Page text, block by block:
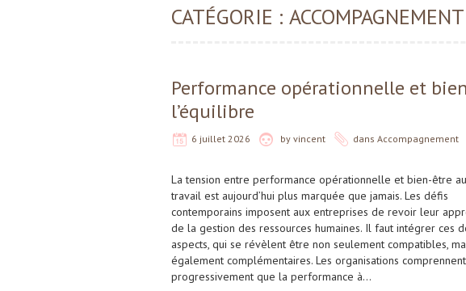
CATÉGORIE : ACCOMPAGNEMENT
Performance opérationnelle et
l’équilibre
6 juillet 2026 by vincent dans Accompagnement
La tension entre performance opérationnelle et bien-être au
travail est aujourd’hui plus marquée que jamais. Les défis
contemporains imposent aux entreprises de revoir leur
de la gestion des ressources humaines. Il faut intégrer ces
aspects, qui se révèlent être non seulement compatibles,
également complémentaires. Les organisations comprennent
progressivement que la performance à…